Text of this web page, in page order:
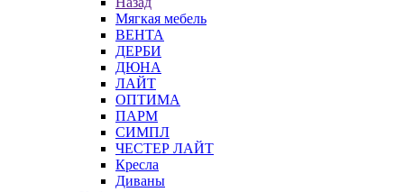
Мягкая мебель
ВЕНТА
ДЕРБИ
ДЮНА
ЛАЙТ
ОПТИМА
ПАРМ
СИМПЛ
ЧЕСТЕР ЛАЙТ
Кресла
Диваны